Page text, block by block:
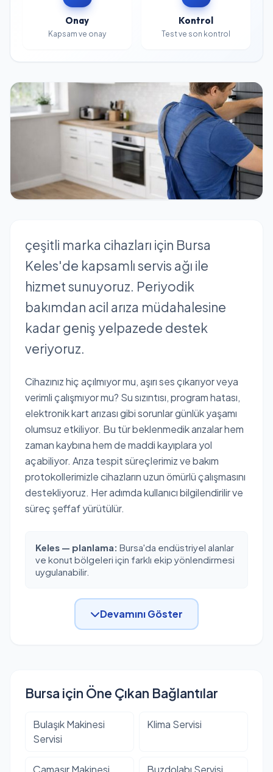
Onay
Kapsam ve onay
Kontrol
Test ve son kontrol
çeşitli marka cihazları için Bursa
Keles'de kapsamlı servis ağı ile
hizmet sunuyoruz. Periyodik
bakımdan acil arıza müdahalesine
kadar geniş yelpazede destek
veriyoruz.
Cihazınız hiç açılmıyor mu, aşırı ses çıkarıyor veya
verimli çalışmıyor mu? Su sızıntısı, program hatası,
elektronik kart arızası gibi sorunlar günlük yaşamı
olumsuz etkiliyor. Bu tür beklenmedik arızalar hem
zaman kaybına hem de maddi kayıplara yol
açabiliyor. Arıza tespit süreçlerimiz ve bakım
protokollerimizle cihazların uzun ömürlü çalışmasını
destekliyoruz. Her adımda kullanıcı bilgilendirilir ve
süreç şeffaf yürütülür.
Keles — planlama: Bursa'da endüstriyel alanlar
ve konut bölgeleri için farklı ekip yönlendirmesi
uygulanabilir.
Devamını Göster
Bursa için Öne Çıkan Bağlantılar
Bulaşık Makinesi
Servisi
Klima Servisi
Çamaşır Makinesi Buzdolabı Servisi